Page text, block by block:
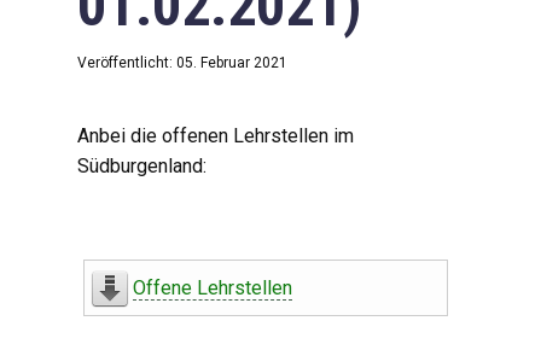
Veröffentlicht: 05. Februar 2021
Anbei die offenen Lehrstellen im
Südburgenland:
Offene Lehrstellen